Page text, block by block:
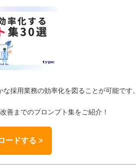
採用業務の効率化を図ることが可能です。
善までのプロンプト集をご紹介！
ードする >